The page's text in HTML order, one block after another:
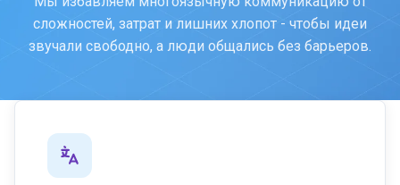
сложностей, затрат и лишних хлопот - чтобы идеи
звучали свободно, а люди общались без барьеров.